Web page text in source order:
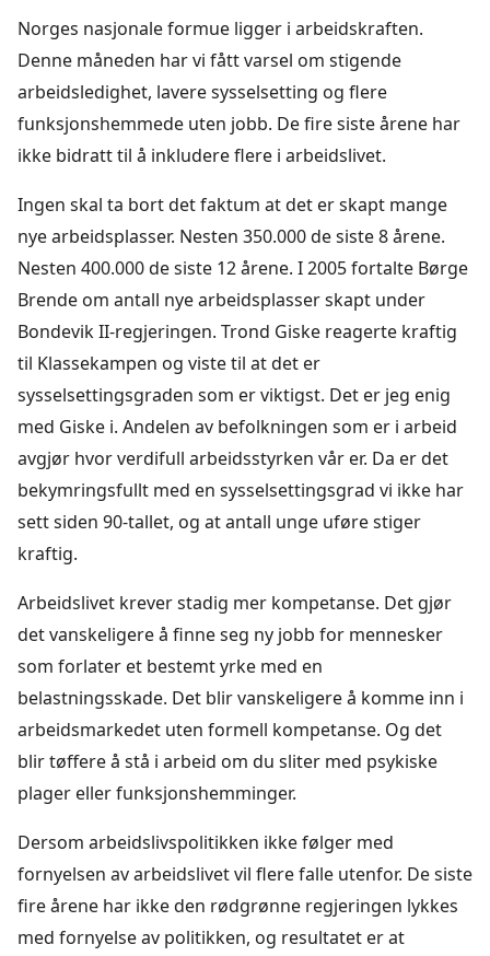
Norges nasjonale formue ligger i arbeidskraften.
Denne måneden har vi fått varsel om stigende
arbeidsledighet, lavere sysselsetting og flere
funksjonshemmede uten jobb. De fire siste årene har
ikke bidratt til å inkludere flere i arbeidslivet.
Ingen skal ta bort det faktum at det er skapt mange
nye arbeidsplasser. Nesten 350.000 de siste 8 årene.
Nesten 400.000 de siste 12 årene. I 2005 fortalte Børge
Brende om antall nye arbeidsplasser skapt under
Bondevik II-regjeringen. Trond Giske reagerte kraftig
til Klassekampen og viste til at det er
sysselsettingsgraden som er viktigst. Det er jeg enig
med Giske i. Andelen av befolkningen som er i arbeid
avgjør hvor verdifull arbeidsstyrken vår er. Da er det
bekymringsfullt med en sysselsettingsgrad vi ikke har
sett siden 90-tallet, og at antall unge uføre stiger
kraftig.
Arbeidslivet krever stadig mer kompetanse. Det gjør
det vanskeligere å finne seg ny jobb for mennesker
som forlater et bestemt yrke med en
belastningsskade. Det blir vanskeligere å komme inn i
arbeidsmarkedet uten formell kompetanse. Og det
blir tøffere å stå i arbeid om du sliter med psykiske
plager eller funksjonshemminger.
Dersom arbeidslivspolitikken ikke følger med
fornyelsen av arbeidslivet vil flere falle utenfor. De siste
fire årene har ikke den rødgrønne regjeringen lykkes
med fornyelse av politikken, og resultatet er at